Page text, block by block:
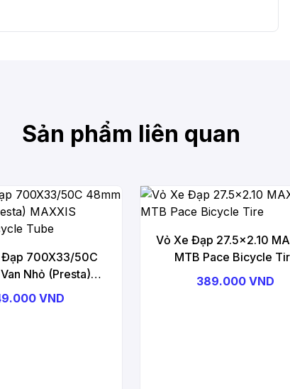
Sản phẩm liên quan
Đạp 700X33/50C
Nhỏ (Presta)
Bicycle Tube
VND
Vỏ Xe Đạp 27.5x2.10
MTB Pace Bicycle
389.000 VND